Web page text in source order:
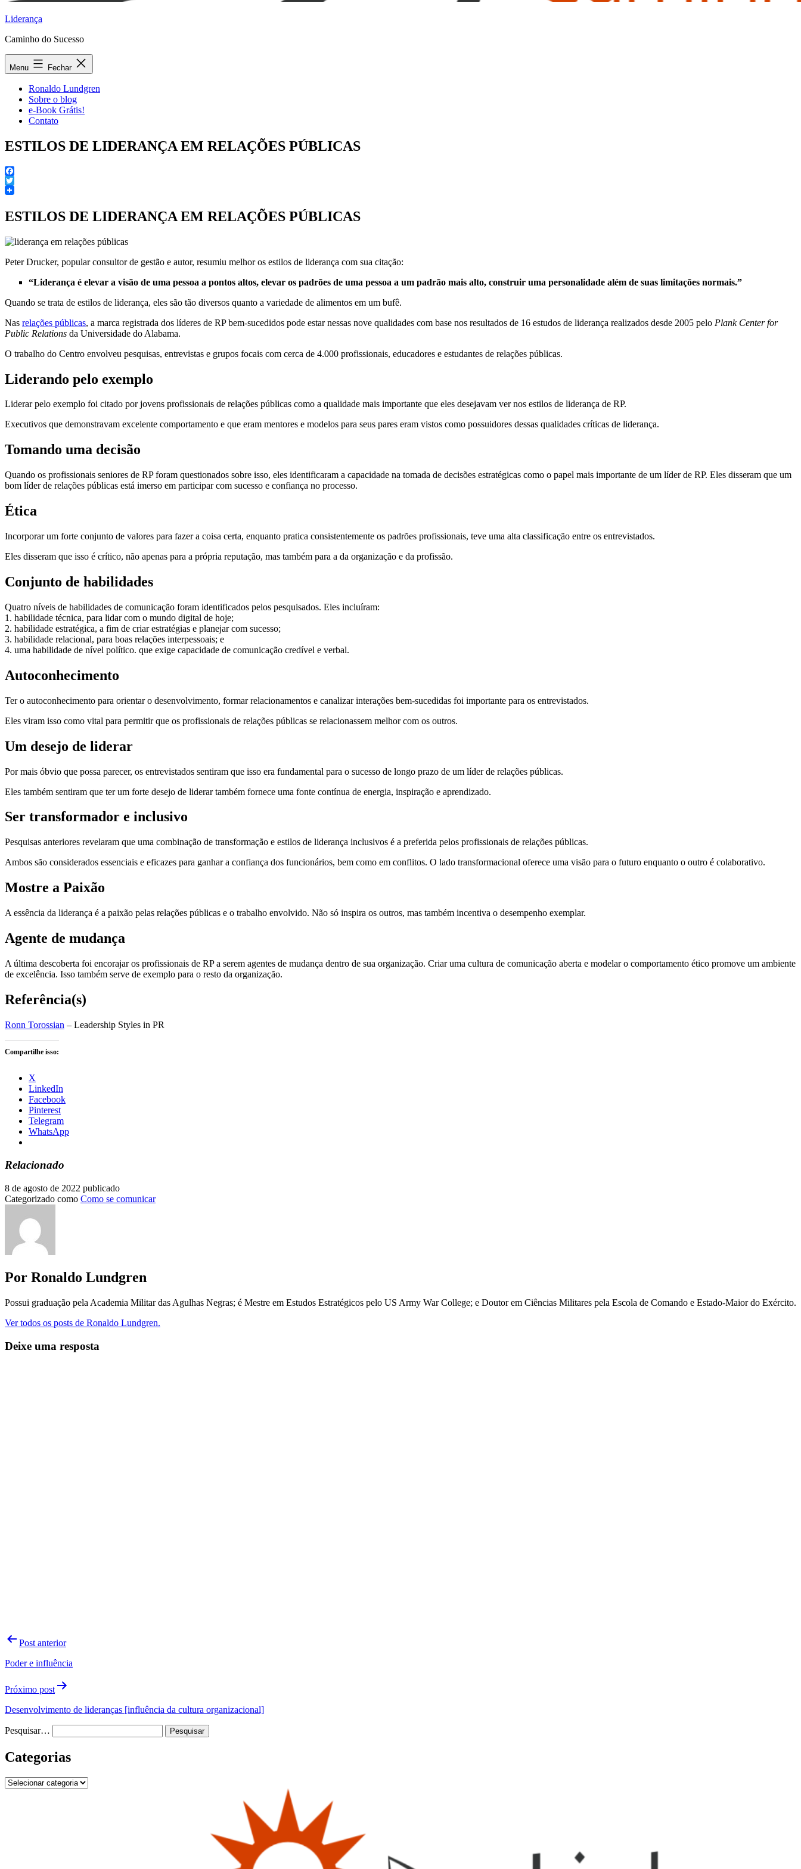
Liderança
Caminho do Sucesso
Menu Fechar
Ronaldo Lundgren
Sobre o blog
e-Book Grátis!
Contato
ESTILOS DE LIDERANÇA EM RELAÇÕES PÚBLICAS
Facebook
Twitter
ESTILOS DE LIDERANÇA EM RELAÇÕES PÚBLICAS
Peter Drucker, popular consultor de gestão e autor, resumiu melhor os estilos de liderança com sua citação:
“Liderança é elevar a visão de uma pessoa a pontos altos, elevar os padrões de uma pessoa a um padrão mais alto, construir uma personalidade além de suas limitações normais.”
Quando se trata de estilos de liderança, eles são tão diversos quanto a variedade de alimentos em um bufê.
Nas relações públicas, a marca registrada dos líderes de RP bem-sucedidos pode estar nessas nove qualidades com base nos resultados de 16 estudos de liderança realizados desde 2005 pelo Plank Center for
Public Relations da Universidade do Alabama.
O trabalho do Centro envolveu pesquisas, entrevistas e grupos focais com cerca de 4.000 profissionais, educadores e estudantes de relações públicas.
Liderando pelo exemplo
Liderar pelo exemplo foi citado por jovens profissionais de relações públicas como a qualidade mais importante que eles desejavam ver nos estilos de liderança de RP.
Executivos que demonstravam excelente comportamento e que eram mentores e modelos para seus pares eram vistos como possuidores dessas qualidades críticas de liderança.
Tomando uma decisão
Quando os profissionais seniores de RP foram questionados sobre isso, eles identificaram a capacidade na tomada de decisões estratégicas como o papel mais importante de um líder de RP. Eles disseram que um
bom líder de relações públicas está imerso em participar com sucesso e confiança no processo.
Ética
Incorporar um forte conjunto de valores para fazer a coisa certa, enquanto pratica consistentemente os padrões profissionais, teve uma alta classificação entre os entrevistados.
Eles disseram que isso é crítico, não apenas para a própria reputação, mas também para a da organização e da profissão.
Conjunto de habilidades
Quatro níveis de habilidades de comunicação foram identificados pelos pesquisados. Eles incluíram:
1. habilidade técnica, para lidar com o mundo digital de hoje;
2. habilidade estratégica, a fim de criar estratégias e planejar com sucesso;
3. habilidade relacional, para boas relações interpessoais; e
4. uma habilidade de nível político. que exige capacidade de comunicação credível e verbal.
Autoconhecimento
Ter o autoconhecimento para orientar o desenvolvimento, formar relacionamentos e canalizar interações bem-sucedidas foi importante para os entrevistados.
Eles viram isso como vital para permitir que os profissionais de relações públicas se relacionassem melhor com os outros.
Um desejo de liderar
Por mais óbvio que possa parecer, os entrevistados sentiram que isso era fundamental para o sucesso de longo prazo de um líder de relações públicas.
Eles também sentiram que ter um forte desejo de liderar também fornece uma fonte contínua de energia, inspiração e aprendizado.
Ser transformador e inclusivo
Pesquisas anteriores revelaram que uma combinação de transformação e estilos de liderança inclusivos é a preferida pelos profissionais de relações públicas.
Ambos são considerados essenciais e eficazes para ganhar a confiança dos funcionários, bem como em conflitos. O lado transformacional oferece uma visão para o futuro enquanto o outro é colaborativo.
Mostre a Paixão
A essência da liderança é a paixão pelas relações públicas e o trabalho envolvido. Não só inspira os outros, mas também incentiva o desempenho exemplar.
Agente de mudança
A última descoberta foi encorajar os profissionais de RP a serem agentes de mudança dentro de sua organização. Criar uma cultura de comunicação aberta e modelar o comportamento ético promove um ambiente
de excelência. Isso também serve de exemplo para o resto da organização.
Referência(s)
Ronn Torossian – Leadership Styles in PR
Compartilhe isso:
X
LinkedIn
Facebook
Pinterest
Telegram
WhatsApp
Relacionado
8 de agosto de 2022 publicado
Categorizado como Como se comunicar
Por Ronaldo Lundgren
Possui graduação pela Academia Militar das Agulhas Negras; é Mestre em Estudos Estratégicos pelo US Army War College; e Doutor em Ciências Militares pela Escola de Comando e Estado-Maior do Exército.
Ver todos os posts de Ronaldo Lundgren.
Deixe uma resposta
Navegação
Post
Post anterior
Poder e influência
Próximo post
Desenvolvimento de lideranças [influência da cultura organizacional]
Pesquisar…
Categorias
Categorias